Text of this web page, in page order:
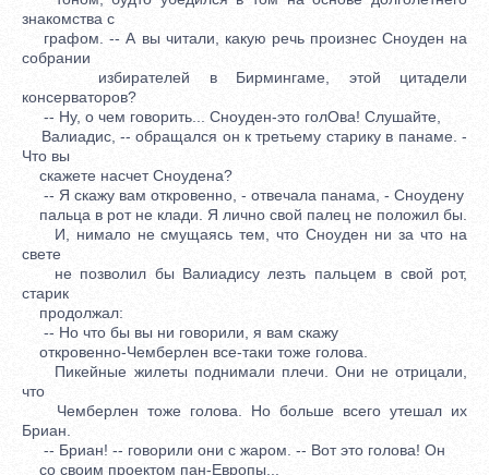
знакомства с
графом. -- А вы читали, какую речь произнес Сноуден на
собрании
избирателей в Бирмингаме, этой цитадели
консерваторов?
-- Ну, о чем говорить... Сноуден-это голОва! Слушайте,
Валиадис, -- обращался он к третьему старику в панаме. -
Что вы
скажете насчет Сноудена?
-- Я скажу вам откровенно, - отвечала панама, - Сноудену
пальца в рот не клади. Я лично свой палец не положил бы.
И, нимало не смущаясь тем, что Сноуден ни за что на
свете
не позволил бы Валиадису лезть пальцем в свой рот,
старик
продолжал:
-- Но что бы вы ни говорили, я вам скажу
откровенно-Чемберлен все-таки тоже голова.
Пикейные жилеты поднимали плечи. Они не отрицали,
что
Чемберлен тоже голова. Но больше всего утешал их
Бриан.
-- Бриан! -- говорили они с жаром. -- Вот это голова! Он
со своим проектом пан-Европы...